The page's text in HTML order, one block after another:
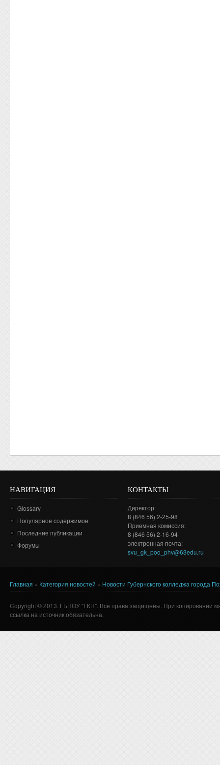
НАВИГАЦИЯ
Glossary
Популярное содержимое
Последние публикации
Форумы
КОНТАКТЫ
Директор:
8 (846 56) 2-25-98
Приемная комиссия:
8 (846 56) 2-16-94
электронная почта:
svu_gk_poo_phv@63edu.ru
Вы здесь
Главная » Категория новостей » Новости Губернского колледжа города
Copyright © 2013. ГБПОУ "ГКП". Все права защищены. При копировании
ссылка на источник обязательна.